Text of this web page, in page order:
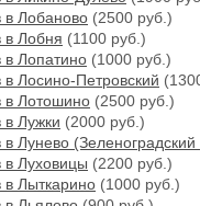
в Лобаново (2500 руб.)
в Лобня (1100 руб.)
в Лопатино (1000 руб.)
в Лосино-Петровский
в Лотошино (2500 руб.)
в Лужки (2000 руб.)
в Лунево (Зеленоградский
в Луховицы (2200 руб.)
в Лыткарино (1000 руб.)